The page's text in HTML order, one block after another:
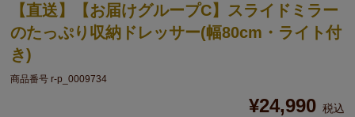
【直送】【お届けグループC】スライドミラー
のたっぷり収納ドレッサー(幅80cm・ライト付
き)
商品番号 r-p_0009734
¥24,990 税込